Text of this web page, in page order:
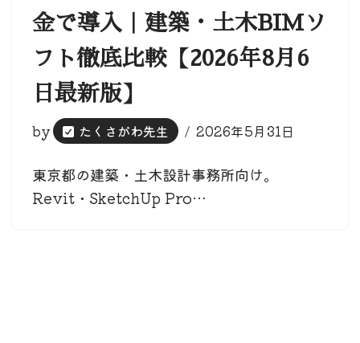
金で導入｜建築・土木BIMソ
フト徹底比較【2026年8月6
日最新版】
by たくさがわ先生 2026年5月31日
東京都の建築・土木設計事務所向け。
Revit・SketchUp Pro…